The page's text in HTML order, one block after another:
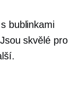
bublinkami
skvělé pro